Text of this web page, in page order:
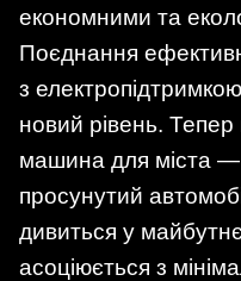
економними та
Поєднання
з
новий рівень.
машина для міста —
просунутий
дивиться у
асоціюється з